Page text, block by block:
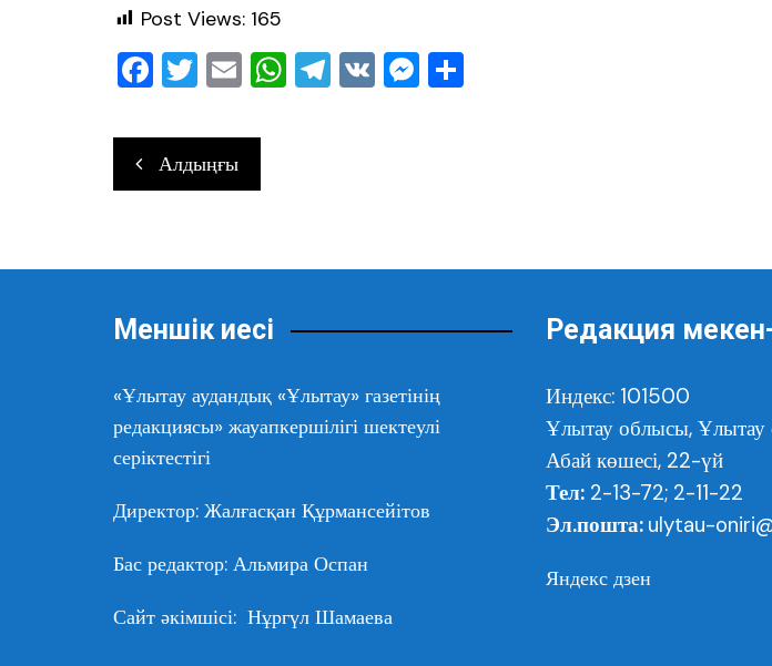
Post Views: 165
F
c
e
o
k
T
tt
er
E
ai
W
p
T V M
er
Навигация
по
Алдыңғы
Меншік иесі
«Ұлытау аудандық «Ұлытау» газетінің
редакциясы» жауапкершілігі шектеулі
серіктестігі
Директор: Жалғасқан Құрмансейітов
Бас редактор: Альмира Оспан
Сайт әкімшісі: Нұргүл Шамаева
Редакция
Индекс: 101500
Ұлытау облысы, Ұлытау
Абай көшесі, 22-үй
Тел: 2-13-72; 2-11-22
Эл.пошта: ulytau-
Яндекс дзен